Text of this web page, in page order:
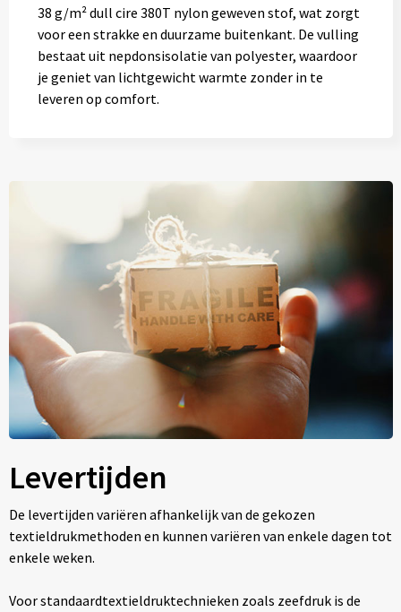
38 g/m² dull cire 380T nylon geweven stof, wat zorgt
voor een strakke en duurzame buitenkant. De vulling
bestaat uit nepdonsisolatie van polyester, waardoor
je geniet van lichtgewicht warmte zonder in te
leveren op comfort.
Levertijden
De levertijden variëren afhankelijk van de gekozen
textieldrukmethoden en kunnen variëren van enkele dagen tot
enkele weken.
Voor standaardtextieldruktechnieken zoals zeefdruk is de